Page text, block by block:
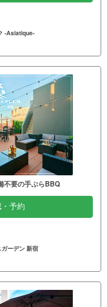
‐Asiatique‐
不要の手ぶらBBQ
予約
ーデン 新宿